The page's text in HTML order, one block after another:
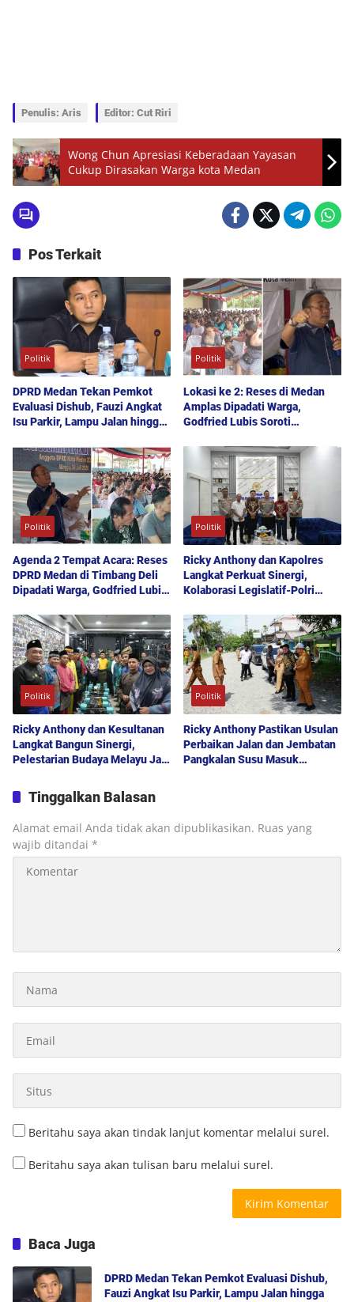
Penulis: Aris Editor: Cut Riri
Wong Chun Apresiasi Keberadaan Yayasan
Cukup Dirasakan Warga kota Medan
Pos Terkait
Politik
DPRD Medan Tekan Pemkot
Evaluasi Dishub, Fauzi Angkat
Isu Parkir, Lampu Jalan hingga
Politik
Lokasi ke 2: Reses di Medan
Amplas Dipadati Warga,
Godfried Lubis Soroti
hingga Penyerapan Aspirasi
Publik
Politik
Agenda 2 Tempat Acara: Reses
DPRD Medan di Timbang Deli
Dipadati Warga, Godfried Lubis
hingga Layanan UHC
Politik
Ricky Anthony dan Kapolres
Langkat Perkuat Sinergi,
Kolaborasi Legislatif-Polri
Kondusif
Politik
Ricky Anthony dan Kesultanan
Langkat Bangun Sinergi,
Pelestarian Budaya Melayu Jadi
Politik
Ricky Anthony Pastikan Usulan
Perbaikan Jalan dan Jembatan
Pangkalan Susu Masuk
Tinggalkan Balasan
Alamat email Anda tidak akan dipublikasikan. Ruas yang
wajib ditandai *
Beritahu saya akan tindak lanjut komentar melalui surel.
Beritahu saya akan tulisan baru melalui surel.
Baca Juga
DPRD Medan Tekan Pemkot Evaluasi Dishub,
Fauzi Angkat Isu Parkir, Lampu Jalan hingga